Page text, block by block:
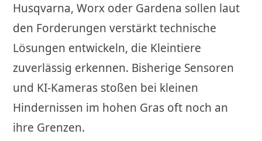
Husqvarna, Worx oder Gardena sollen laut
den Forderungen verstärkt technische
Lösungen entwickeln, die Kleintiere
zuverlässig erkennen. Bisherige Sensoren
und KI-Kameras stoßen bei kleinen
Hindernissen im hohen Gras oft noch an
ihre Grenzen.